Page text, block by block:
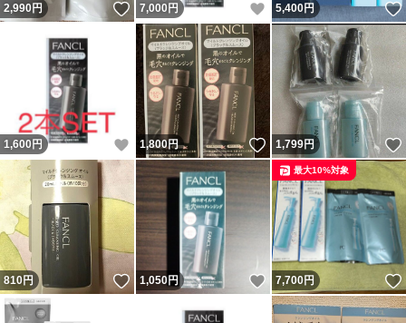
2,990円 いいね！
7,000 円 いいね！
5,400円
1,600 円 いいね！
1,800円 いいね！
1,799円
810円 いいね！
1,050円 いいね！
7,700円
最大10%対象